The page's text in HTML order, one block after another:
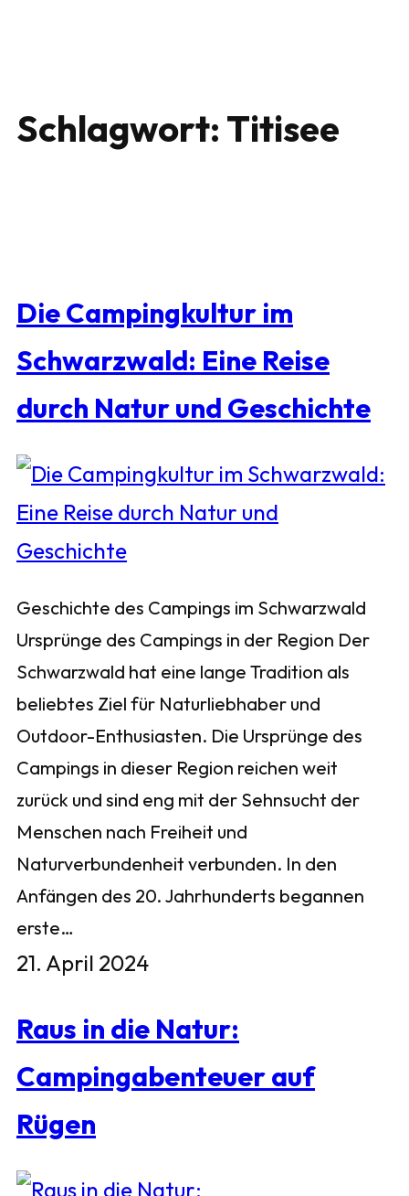
Schlagwort: Titisee
Die Campingkultur im
Schwarzwald: Eine Reise
durch Natur und Geschichte
Geschichte des Campings im Schwarzwald
Ursprünge des Campings in der Region Der
Schwarzwald hat eine lange Tradition als
beliebtes Ziel für Naturliebhaber und
Outdoor-Enthusiasten. Die Ursprünge des
Campings in dieser Region reichen weit
zurück und sind eng mit der Sehnsucht der
Menschen nach Freiheit und
Naturverbundenheit verbunden. In den
Anfängen des 20. Jahrhunderts begannen
erste…
21. April 2024
Raus in die Natur:
Campingabenteuer auf
Rügen